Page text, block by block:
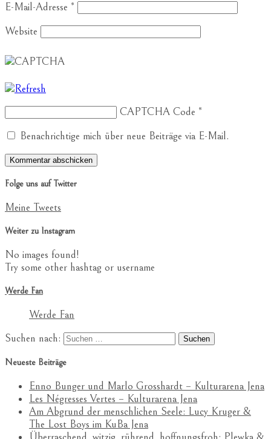
E-Mail-Adresse *
Website
CAPTCHA Code *
Benachrichtige mich über neue Beiträge via E-Mail.
Folge uns auf Twitter
Meine Tweets
Weiter zu Instagram
No images found!
Try some other hashtag or username
Werde Fan
Werde Fan
Suchen nach:
Neueste Beiträge
Enno Bunger und Marlo Grosshardt – Kulturarena Jena
Les Négresses Vertes – Kulturarena Jena
Am Abgrund der menschlichen Seele: Lucy Kruger &
The Lost Boys im KuBa Jena